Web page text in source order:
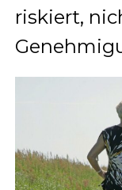
riskiert,